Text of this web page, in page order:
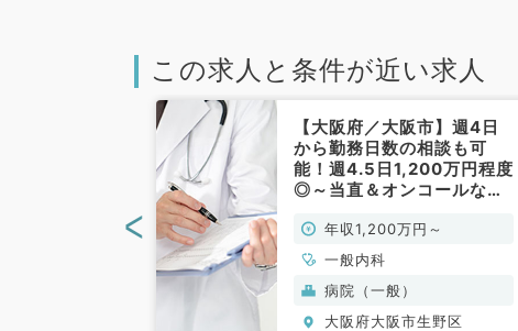
この求人と条件が近い求人
【大阪府／大阪市】週4日
から勤務日数の相談も可
能！週4.5日1,200万円程度
◎～当直＆オンコールなし
方へ～（一般内科／常勤）
年収1,200万円～
一般内科
病院（一般）
大阪府大阪市生野区
<